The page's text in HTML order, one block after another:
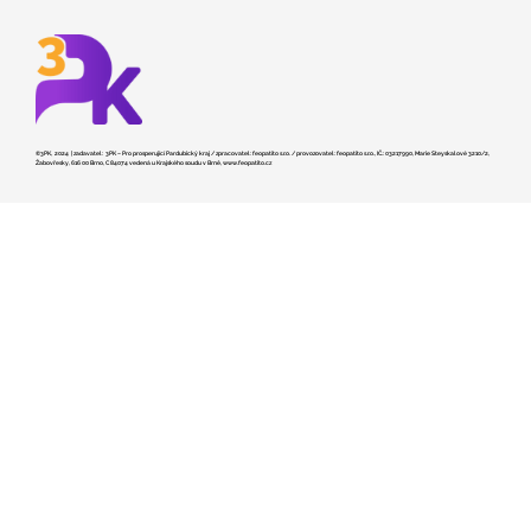
©3PK, 2024 | zadavatel: 3PK – Pro prosperující Pardubický kraj / zpracovatel: feopatito s.r.o. / provozovatel: feopatito s.r.o., IČ.: 03217990, Marie Steyskalové 3210/2,
Žabovřesky, 616 00 Brno, C 84074 vedená u Krajského soudu v Brně,www.feopatito.cz